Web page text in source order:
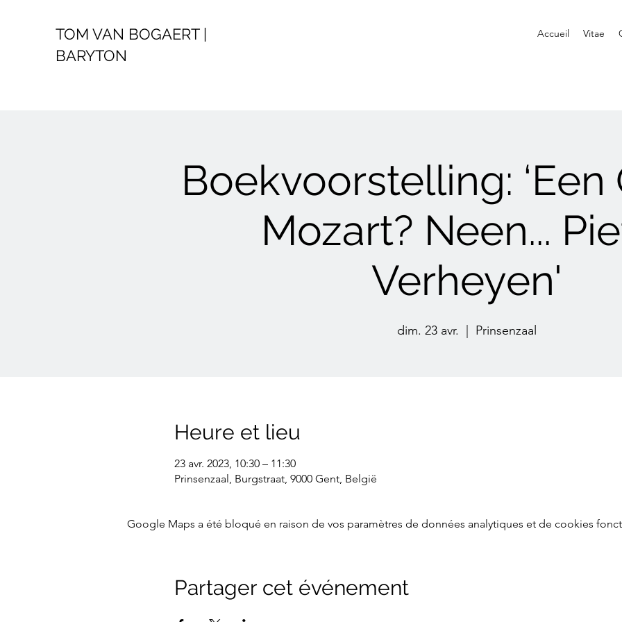
TOM VAN BOGAERT |
BARYTON
Accueil Vitae
Boekvoorstelling: ‘Een
Mozart? Neen...
Verheyen'
dim. 23 avr. Prinsenzaal
Heure et lieu
23 avr. 2023, 10:30 – 11:30
Prinsenzaal, Burgstraat, 9000 Gent, België
Google Maps a été bloqué en raison de vos paramètres de données analytiques et de cookies
Partager cet événement